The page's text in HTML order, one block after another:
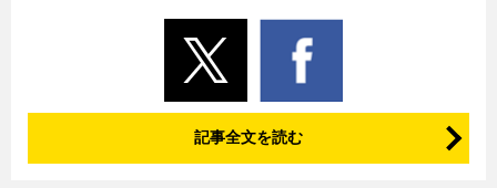
記事全文を読む